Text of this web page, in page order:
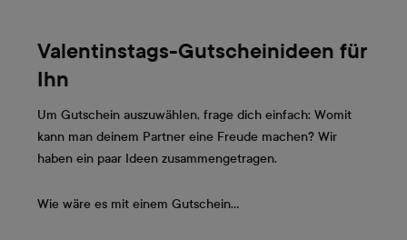
Valentinstags-Gutscheinideen für
Ihn
Um Gutschein auszuwählen, frage dich einfach: Womit
kann man deinem Partner eine Freude machen? Wir
haben ein paar Ideen zusammengetragen.
Wie wäre es mit einem Gutschein…